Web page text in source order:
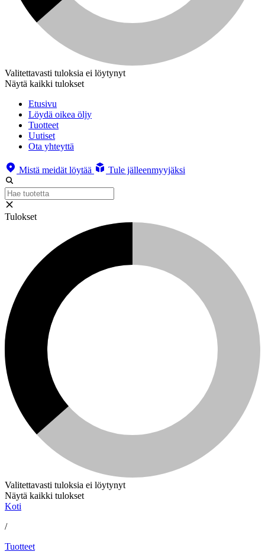
Valitettavasti tuloksia ei löytynyt
Näytä kaikki tulokset
Etusivu
Löydä oikea öljy
Tuotteet
Uutiset
Ota yhteyttä
Mistä meidät löytää Tule jälleenmyyjäksi
Tulokset
Valitettavasti tuloksia ei löytynyt
Näytä kaikki tulokset
Koti
/
Tuotteet